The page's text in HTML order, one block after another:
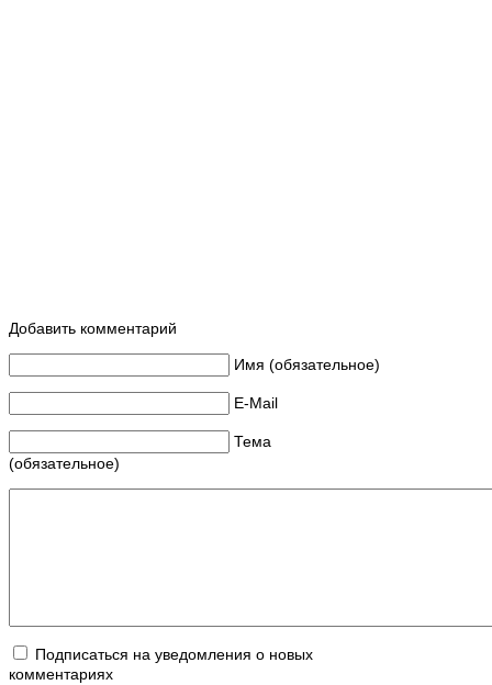
Добавить комментарий
Имя (обязательное)
E-Mail
Тема
(обязательное)
Подписаться на уведомления о новых
комментариях